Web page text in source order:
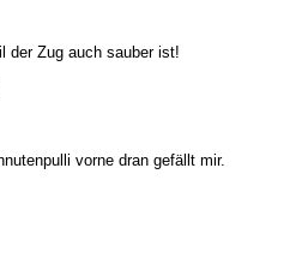
der Zug auch sauber ist!
vorne dran gefällt mir.